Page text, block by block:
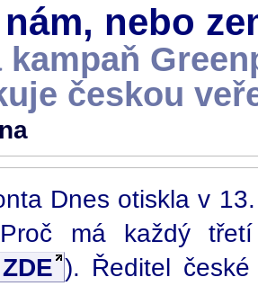
nebo
kampaň
českou
Dnes otiskla v
má každý
ZDE ). Ředitel